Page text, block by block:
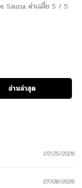
Sauna ค่าเฉลี่ย 5 / 5
อ่านล่าสุด
07/25/2026
07/08/2026